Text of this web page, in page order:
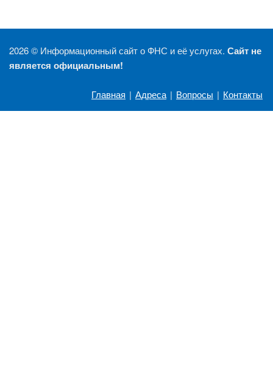
2026 © Информационный сайт о ФНС и её услугах. Сайт не
является официальным!
Главная | Адреса | Вопросы | Контакты